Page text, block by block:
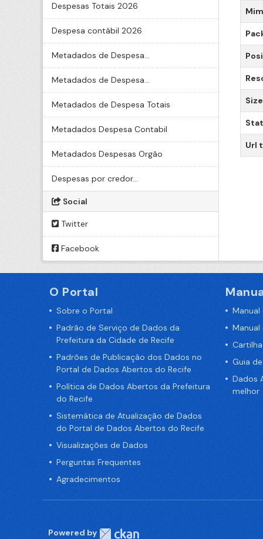
Despesas Totais 2026
Despesa contábil 2026
Metadados de Despesa...
Metadados de Despesa...
Metadados de Despesa Totais
Metadados Despesa Contabil
Metadados Despesas Orgão
Despesas por credor...
Social
Twitter
Facebook
Size
Url
O Portal
Sobre o Portal
Padrão de Serviço de Dados da
Prefeitura da Cidade de Recife
Padrões de Publicação dos Dados no
Portal de Dados Abertos do Recife
Política de Dados Abertos da Prefeitura
do Recife
Sistemática de Atualização de Dados
do Portal de Dados Abertos do Recife
Visualizações de Dados
Perguntas Frequentes
Agradecimentos
Guia
Dados
melhor
Powered by